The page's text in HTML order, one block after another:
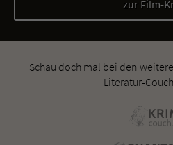
zur Film-
Schau doch mal bei den
Literatur-